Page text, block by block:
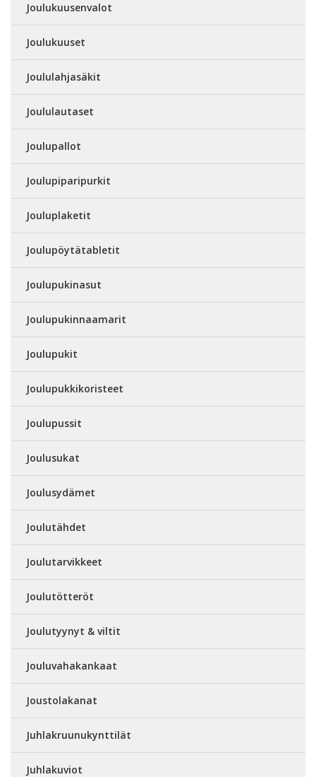
Joulukuusenvalot
Joulukuuset
Joululahjasäkit
Joululautaset
Joulupallot
Joulupiparipurkit
Jouluplaketit
Joulupöytätabletit
Joulupukinasut
Joulupukinnaamarit
Joulupukit
Joulupukkikoristeet
Joulupussit
Joulusukat
Joulusydämet
Joulutähdet
Joulutarvikkeet
Joulutötteröt
Joulutyynyt & viltit
Jouluvahakankaat
Joustolakanat
Juhlakruunukynttilät
Juhlakuviot